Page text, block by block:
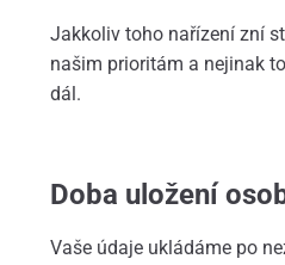
Jakkoliv toho nařízení zní
našim prioritám a nejinak
dál.
Doba uložení
Vaše údaje ukládáme po